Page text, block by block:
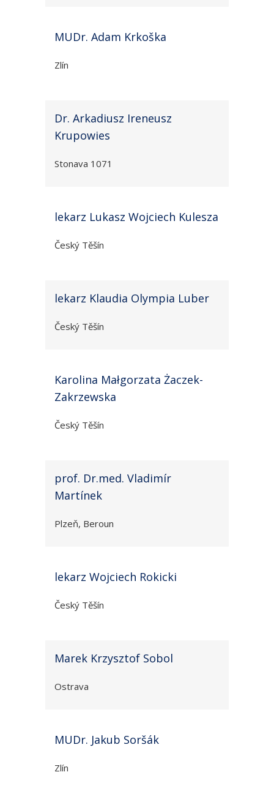
MUDr. Adam Krkoška
Zlín
Dr. Arkadiusz Ireneusz
Krupowies
Stonava 1071
lekarz Lukasz Wojciech Kulesza
Český Těšín
lekarz Klaudia Olympia Luber
Český Těšín
Karolina Małgorzata Żaczek-
Zakrzewska
Český Těšín
prof. Dr.med. Vladimír
Martínek
Plzeň, Beroun
lekarz Wojciech Rokicki
Český Těšín
Marek Krzysztof Sobol
Ostrava
MUDr. Jakub Soršák
Zlín